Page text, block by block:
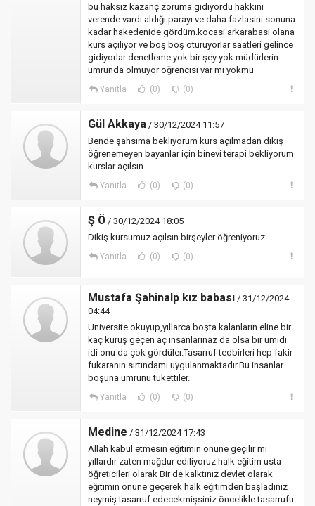
bu haksız kazanç zoruma gidiyordu hakkını
verende vardı aldığı parayı ve daha fazlasini sonuna
kadar hakedenide gördüm.kocasi arkarabasi olana
kurs açılıyor ve boş boş oturuyorlar saatleri gelince
gidiyorlar denetleme yok bir şey yok müdürlerin
umrunda olmuyor öğrencisi var mı yokmu
Yanıtla (0) (0)
Gül Akkaya / 30/12/2024 11:57
Bende şahsıma bekliyorum kurs açılmadan dikiş
öğrenemeyen bayanlar için binevi terapi bekliyorum
kurslar açılsın
Yanıtla (0) (0)
Ş Ö / 30/12/2024 18:05
Dikiş kursumuz açılsın birşeyler öğreniyoruz
Yanıtla (0) (0)
Mustafa Şahinalp kız babası / 31/12/2024
04:44
Üniversite okuyup,yıllarca boşta kalanların eline bir
kaç kuruş geçen aç insanlarınaz da olsa bir ümidi
idi onu da çok gördüler.Tasarruf tedbirleri hep fakir
fukaranın sırtındamı uygulanmaktadır.Bu insanlar
boşuna ümrünü tukettiler.
Yanıtla (0) (0)
Medine / 31/12/2024 17:43
Allah kabul etmesin eğitimin önüne geçilir mi
yıllardır zaten mağdur ediliyoruz halk eğitim usta
öğreticileri olarak Bir de kalktınız devlet olarak
eğitimin önüne geçerek halk eğitimden başladınız
neymiş tasarruf edecekmişsiniz öncelikle tasarrufu